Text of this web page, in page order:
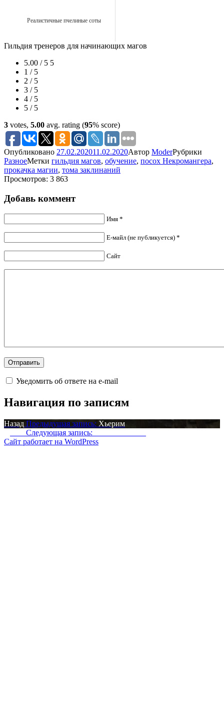
Реалистичные пчелиные соты
Гильдия тренеров для начинающих магов
5.00 / 5 5
1 / 5
2 / 5
3 / 5
4 / 5
5 / 5
3 votes, 5.00 avg. rating (95% score)
Опубликовано 27.02.202011.02.2020Автор ModerРубрики
РазноеМетки гильдия магов, обучение, посох Некромангера,
прокачка магии, тома заклинаний
Просмотров: 3 863
Добавь коммент
Имя *
Е-майл (не публикуется) *
Сайт
Уведомить об ответе на e-mail
Навигация по записям
Назад Предыдущая запись: Хьерим
Следующая запись:
Сайт работает на WordPress